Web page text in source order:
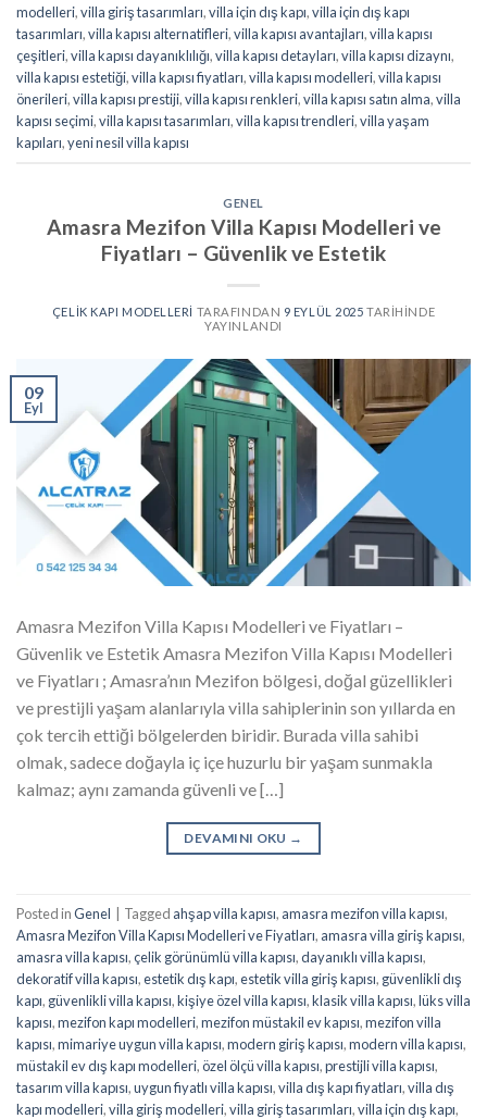
modelleri,villa giriş tasarımları,villa için dış kapı,villa için dış kapı
tasarımları,villa kapısı alternatifleri,villa kapısı avantajları,villa kapısı
çeşitleri,villa kapısı dayanıklılığı,villa kapısı detayları,villa kapısı dizaynı,
villa kapısı estetiği,villa kapısı fiyatları,villa kapısı modelleri,villa kapısı
önerileri,villa kapısı prestiji,villa kapısı renkleri,villa kapısı satın alma,villa
kapısı seçimi,villa kapısı tasarımları,villa kapısı trendleri,villa yaşam
kapıları,yeni nesil villa kapısı
GENEL
Amasra Mezifon Villa Kapısı Modelleri ve
Fiyatları – Güvenlik ve Estetik
ÇELIK KAPI MODELLERI TARAFINDAN 9 EYLÜL 2025 TARIHINDE
YAYINLANDI
09
Eyl
Amasra Mezifon Villa Kapısı Modelleri ve Fiyatları –
Güvenlik ve Estetik Amasra Mezifon Villa Kapısı Modelleri
ve Fiyatları ; Amasra’nın Mezifon bölgesi, doğal güzellikleri
ve prestijli yaşam alanlarıyla villa sahiplerinin son yıllarda en
çok tercih ettiği bölgelerden biridir. Burada villa sahibi
olmak, sadece doğayla iç içe huzurlu bir yaşam sunmakla
kalmaz; aynı zamanda güvenli ve […]
DEVAMINI OKU →
Posted inGenel | Tagged ahşap villa kapısı, amasra mezifon villa kapısı,
Amasra Mezifon Villa Kapısı Modelleri ve Fiyatları, amasra villa giriş kapısı,
amasra villa kapısı,çelik görünümlü villa kapısı,dayanıklı villa kapısı,
dekoratif villa kapısı,estetik dış kapı,estetik villa giriş kapısı, güvenlikli dış
kapı, güvenlikli villa kapısı,kişiye özel villa kapısı,klasik villa kapısı,lüks villa
kapısı,mezifon kapı modelleri,mezifon müstakil ev kapısı,mezifon villa
kapısı,mimariye uygun villa kapısı,modern giriş kapısı,modern villa kapısı,
müstakil ev dış kapı modelleri,özel ölçü villa kapısı,prestijli villa kapısı,
tasarım villa kapısı,uygun fiyatlı villa kapısı,villa dış kapı fiyatları,villa dış
kapı modelleri,villa giriş modelleri,villa giriş tasarımları,villa için dış kapı,